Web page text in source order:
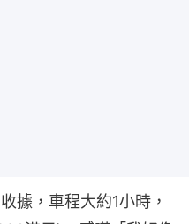
據，車程大約1小時，